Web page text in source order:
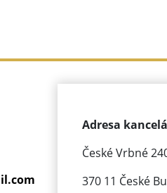
Adresa
České Vrbné
370 11 České